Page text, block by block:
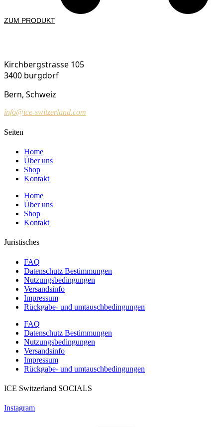
ZUM PRODUKT
Kirchbergstrasse 105
3400 burgdorf
Bern, Schweiz
info@ice-switzerland.com
Seiten
Home
Über uns
Shop
Kontakt
Home
Über uns
Shop
Kontakt
Juristisches
FAQ
Datenschutz Bestimmungen
Nutzungsbedingungen
Versandsinfo
Impressum
Rückgabe- und umtauschbedingungen
FAQ
Datenschutz Bestimmungen
Nutzungsbedingungen
Versandsinfo
Impressum
Rückgabe- und umtauschbedingungen
ICE Switzerland SOCIALS
Instagram